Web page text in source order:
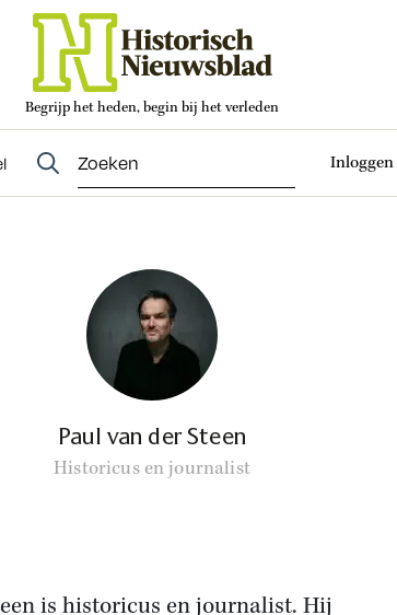
Begrijp het heden, begin bij het verleden
Inloggen
Paul van der Steen
Historicus en journalist
is historicus en journalist. Hij